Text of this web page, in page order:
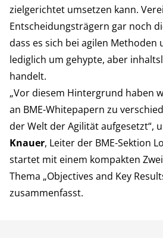
zielgerichtet umsetzen kann.
Entscheidungsträgern gar noch
dass es sich bei agilen Methoden
lediglich um gehypte, aber
handelt.
„Vor diesem Hintergrund haben
an BME-Whitepapern zu
der Welt der Agilität aufgesetzt“,
Knauer, Leiter der BME-Sektion
startet mit einem kompakten
Thema „Objectives and Key
zusammenfasst.